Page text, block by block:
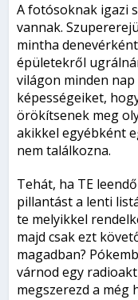
A fotósoknak igazi
vannak.
mintha
épületekről
világon minden
képességeiket,
örökítsenek meg
akikkel egyébként
nem találkozna.
Tehát, ha TE
pillantást a lenti
te melyikkel
majd csak ezt
magadban?
várnod egy
megszerezd a még